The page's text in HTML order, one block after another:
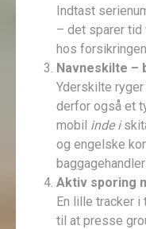
Indtast
– det sparer tid
hos forsikringen.
Navneskilte –
Yderskilte
derfor også et
mobil inde i
og engelske
Aktiv sporing
En lille tracker i
til at presse